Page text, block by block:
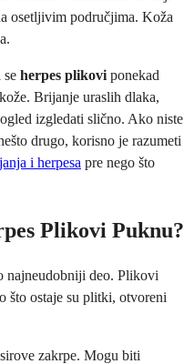
osetljivim područjima. Koža
se herpes plikovi ponekad
Brijanje uraslih dlaka,
izgledati slično. Ako niste
drugo, korisno je razumeti
i herpesa pre nego što
Plikovi Puknu?
najneudobniji deo. Plikovi
što ostaje su plitki, otvoreni
zakrpe. Mogu biti